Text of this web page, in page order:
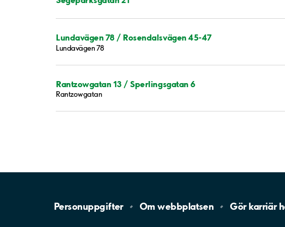
Lundavägen 78 / Rosendalsvägen 45-47
Lundavägen 78
Rantzowgatan 13 / Sperlingsgatan 6
Rantzowgatan
Personuppgifter Omwebbplatsen Gör karriär